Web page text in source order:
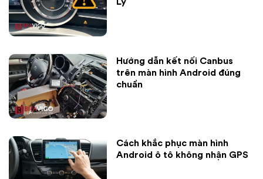
Hướng dẫn kết nối Canbus
trên màn hình Android đúng
chuẩn
Cách khắc phục màn hình
Android ô tô không nhận GPS